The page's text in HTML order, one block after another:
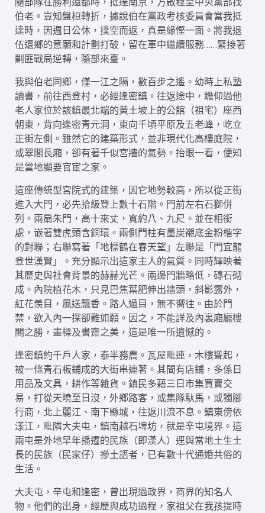
伯老。豈知盤桓轉折，據說伯在黨政考核委員會當我抵
達時，因週日公休，撲空而返，真是緣慳一面。將我退
伍還鄉的意願和計劃打破，留在軍中繼續服務……緊接著
剿匪戰局逆轉，隨部來臺。
我與伯老同鄉，僅一江之隔，數百步之遙。幼時上私塾
讀書，前往西登村，必經逢密鎮。往返途中，瞻仰過他
老人家位於該鎮最北端的黃土坡上的公館（祖宅）座西
朝東，背向逢密青元洞，東向千頃平原及五老峰，屹立
正街左側。雖然它的建築形式，並非現代化高樓庭院，
或翠閣長廂，卻有著千似宮牆的氣勢。抬眼一看，便知
是當地顯要官宦之家。
這座傳統型宮院式的建築，因它地勢較高，所以從正街
進入大門，必先拾級登上數十石階。門前左右石獅併
列。兩扇朱門，高十來丈，寬約八、九尺。並在相銜
處，嵌著雙虎頭含銅環。兩側門柱有墨炭襯底金粉楷字
的對聯；右聯寫著「地標鶴在春天望」左聯是「門宜龍
登世漢賢」。充分顯示出這家主人的氣質。同時輝映著
其歷史與社會背景的赫赫光芒。兩邊門牆略低，磚石砌
成。內院植花木，只見巴焦葉肥伸出牆頭，斜影露外，
紅花羨目，風送飄香。路人過目，無不嚮往。由於門
禁，欲入內一探卻難如願。因之，不能詳及內裏廂廳樓
閣之勝，畫樑及書齋之美，這是唯一所遺憾的。
逢密鎮約千戶人家，泰半務農。瓦屋毗連，木樓聳起，
被一條青石板鋪成的大街串連著。其間有店鋪，多係日
用品及文具，耕作等雜貨。鎮民多藉三日市集買賣交
易，打從天曉至日沒，外鄉路客，或集隊馱馬，或獨腳
行商，北上麗江、南下縣城，往返川流不息。鎮東傍依
漾江，毗隣大夫屯，鎮南越石埤坊，就是辛屯境界。這
兩屯是外地早年播遷的民族（即漢人）逕與當地土生土
長的民族（民家仔）摻土語者，已有數十代通婚共俗的
生活。
大夫屯，辛屯和逢密，曾出現過政界，商界的知名人
物。他們的出身，經歷與成功過程，家祖父在我孩提時